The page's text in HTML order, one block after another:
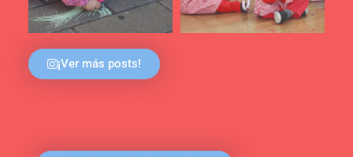
¡Ver más posts!